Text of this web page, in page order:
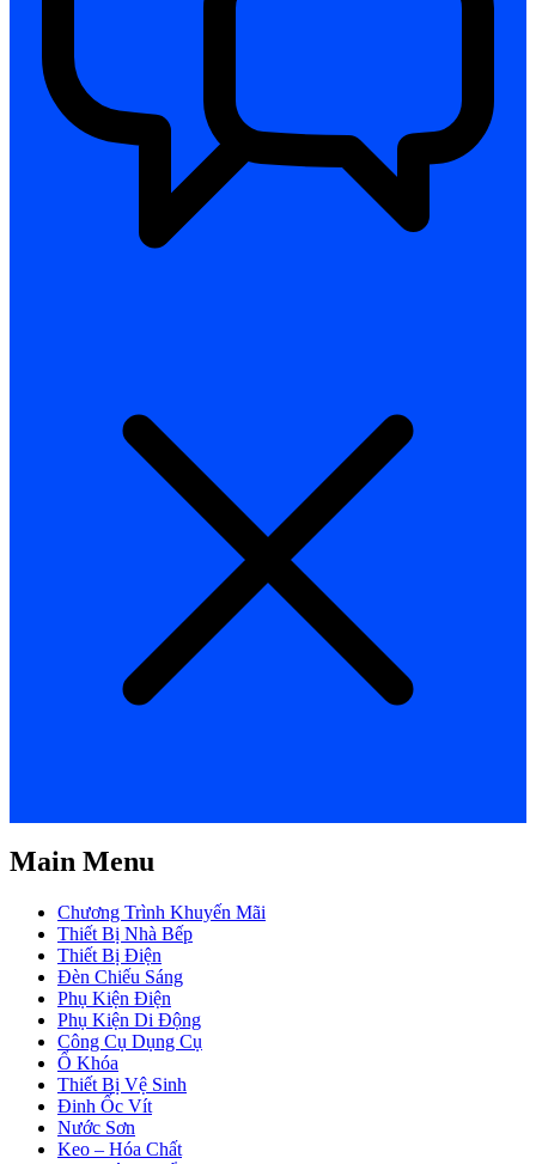
Main Menu
Chương Trình Khuyến Mãi
Thiết Bị Nhà Bếp
Thiết Bị Điện
Đèn Chiếu Sáng
Phụ Kiện Điện
Phụ Kiện Di Động
Công Cụ Dụng Cụ
Ổ Khóa
Thiết Bị Vệ Sinh
Đinh Ốc Vít
Nước Sơn
Keo – Hóa Chất